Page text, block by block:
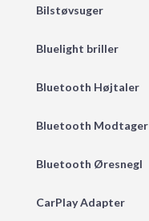
Bilstøvsuger
Bluelight briller
Bluetooth Højtaler
Bluetooth Modtager
Bluetooth Øresnegl
CarPlay Adapter